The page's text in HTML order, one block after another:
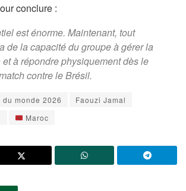
conclure :
est énorme. Maintenant, tout
de la capacité du groupe à gérer la
à répondre physiquement dès le
contre le Brésil.
du monde 2026
Faouzi Jamal
Maroc